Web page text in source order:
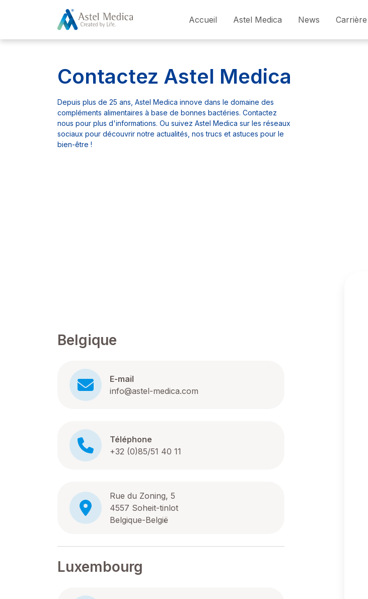
Accueil Astel Medica News Carrière
Contactez Astel Medica
Depuis plus de 25 ans, Astel Medica innove dans le domaine des
compléments alimentaires à base de bonnes bactéries. Contactez
nous pour plus d'informations. Ou suivez Astel Medica sur les réseaux
sociaux pour découvrir notre actualités, nos trucs et astuces pour le
bien-être !
Belgique
E-mail
info@astel-medica.com
Téléphone
+32 (0)85/51 40 11
Rue du Zoning, 5
4557 Soheit-tinlot
Belgique-België
Luxembourg